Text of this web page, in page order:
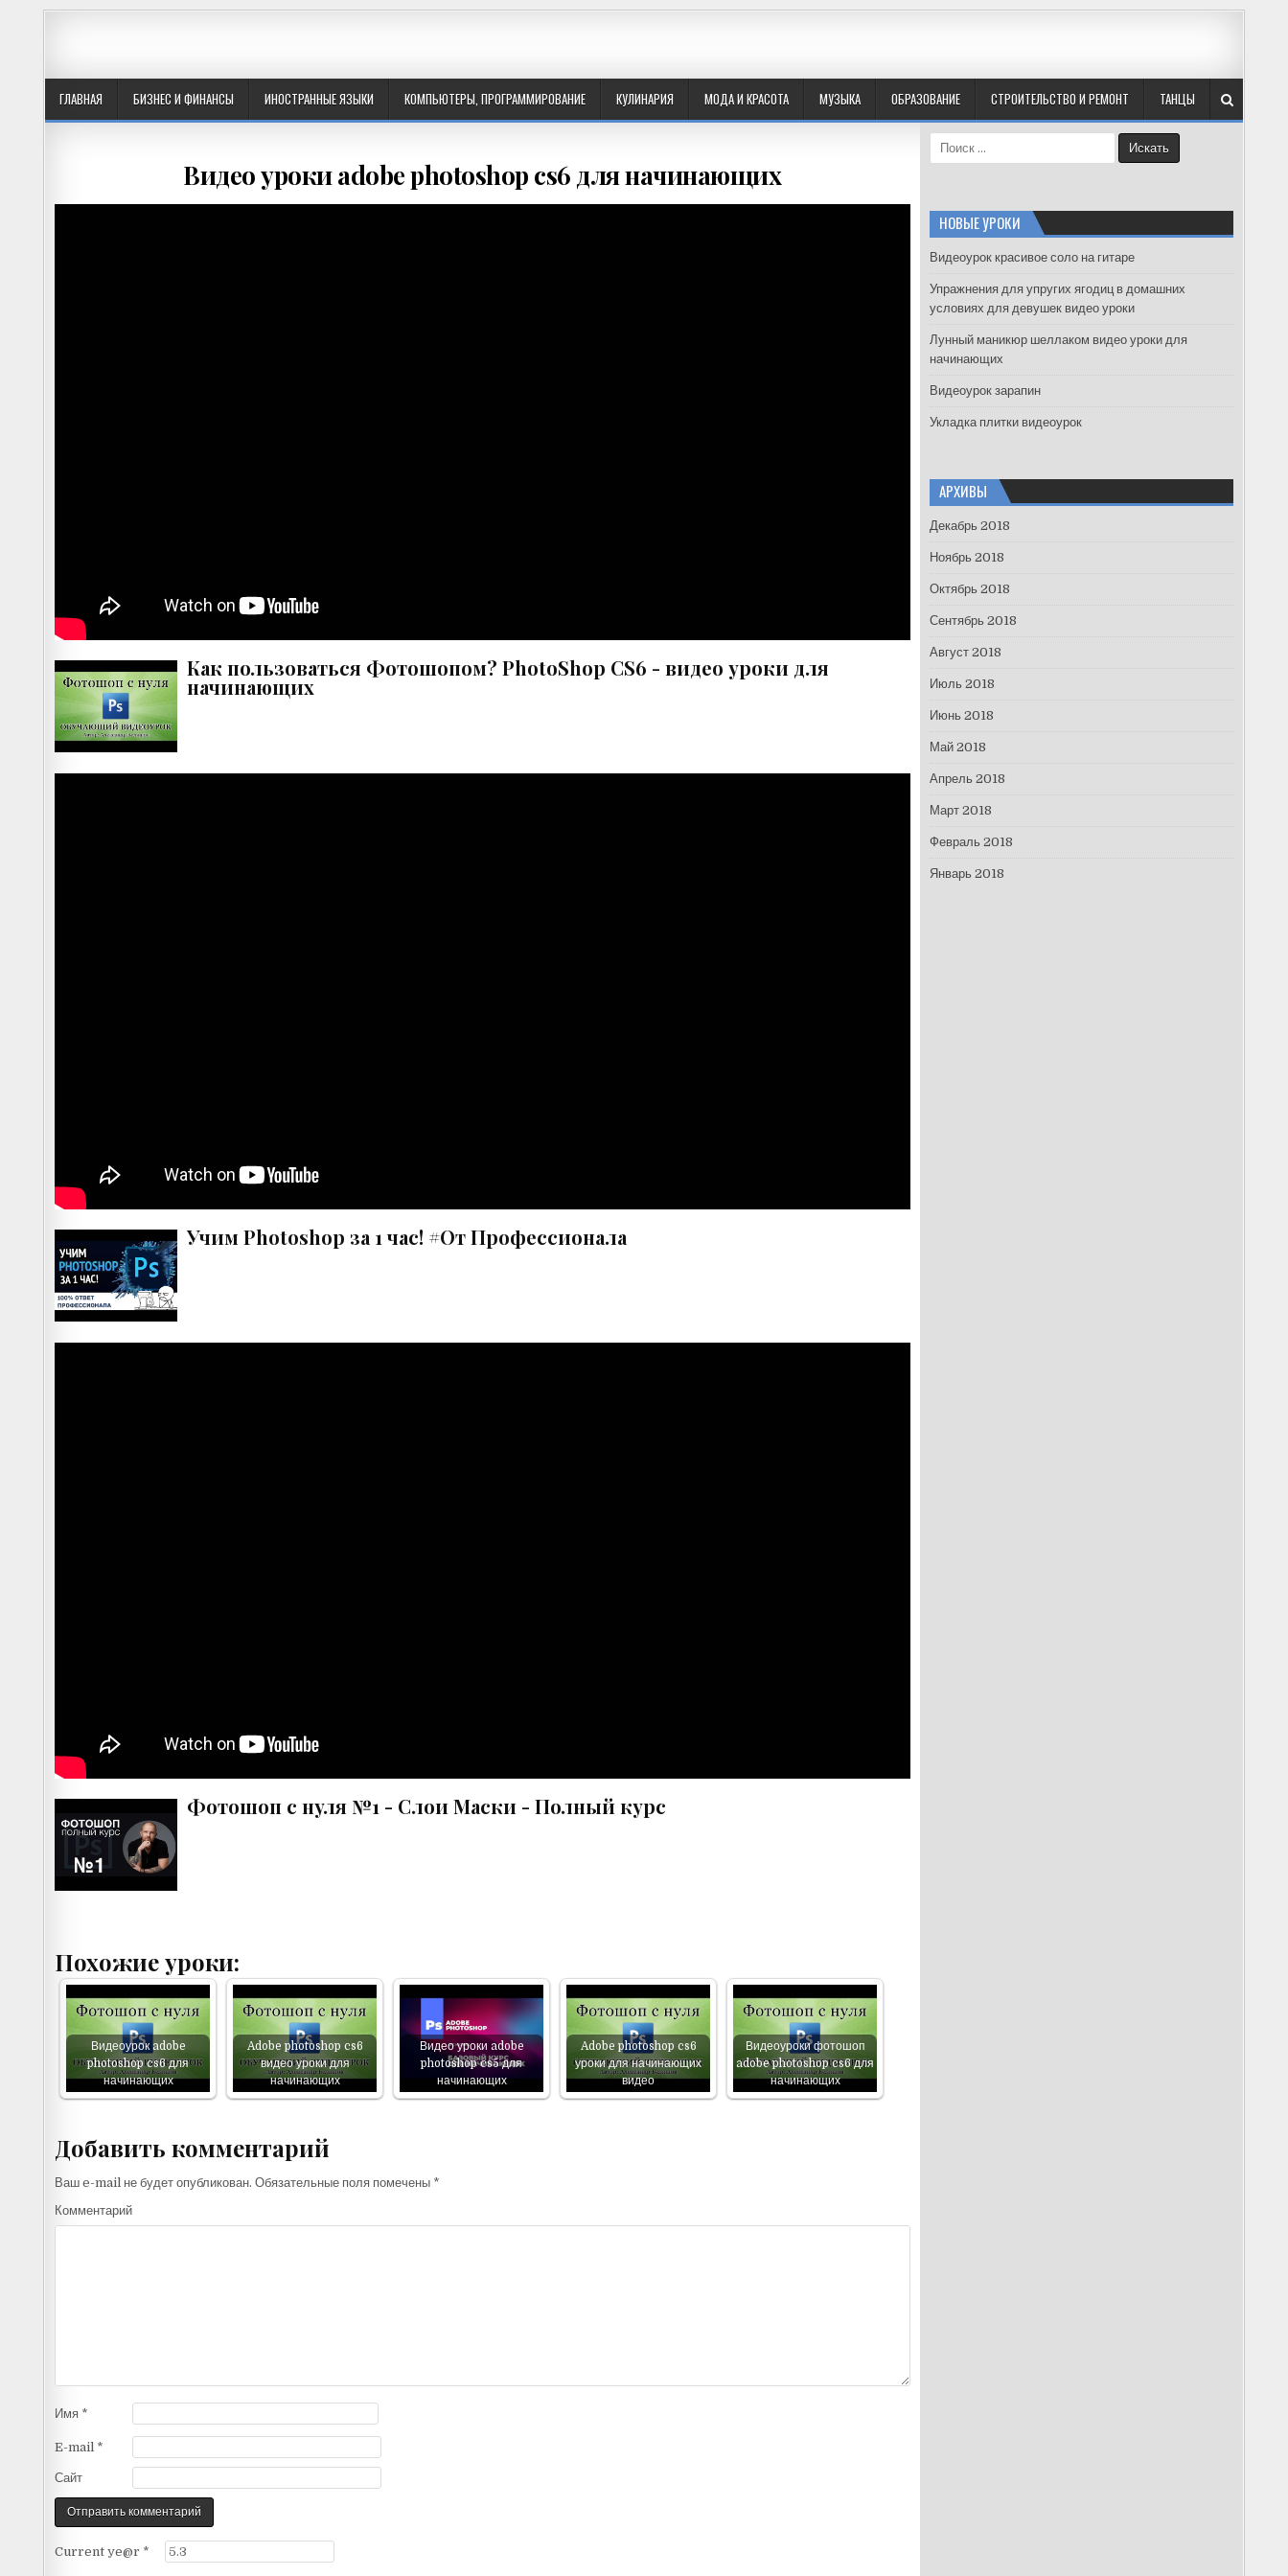
ГЛАВНАЯ БИЗНЕС И ФИНАНСЫ ИНОСТРАННЫЕ ЯЗЫКИ КОМПЬЮТЕРЫ, ПРОГРАММИРОВАНИЕ КУЛИНАРИЯ МОДА И КРАСОТА МУЗЫКА ОБРАЗОВАНИЕ СТРОИТЕЛЬСТВО И РЕМОНТ ТАНЦЫ
Видео уроки adobe photoshop cs6 для начинающих
Как пользоваться Фотошопом? PhotoShop CS6 - видео уроки для
начинающих
Учим Photoshop за 1 час! #От Профессионала
Фотошоп с нуля №1 - Слои Маски - Полный курс
Похожие уроки:
Видеоурок adobe
photoshop cs6 для
начинающих
Adobe photoshop cs6
видео уроки для
начинающих
Видео уроки adobe
photoshop cs5 для
начинающих
Adobe photoshop cs6
уроки для начинающих
видео
Видеоуроки фотошоп
adobe photoshop cs6 для
начинающих
Добавить комментарий
Ваш e-mail не будет опубликован. Обязательные поля помечены *
Комментарий
Имя *
E-mail *
Сайт
Current ye@r *
e
h
f
r
:
НОВЫЕ УРОКИ
Видеоурок красивое соло на гитаре
Упражнения для упругих ягодиц в домашних
условиях для девушек видео уроки
Лунный маникюр шеллаком видео уроки для
начинающих
Видеоурок зарапин
Укладка плитки видеоурок
АРХИВЫ
Декабрь 2018
Ноябрь 2018
Октябрь 2018
Сентябрь 2018
Август 2018
Июль 2018
Июнь 2018
Май 2018
Апрель 2018
Март 2018
Февраль 2018
Январь 2018